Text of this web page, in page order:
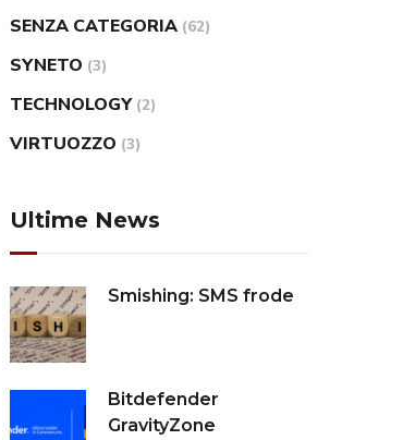
SENZA CATEGORIA (62)
SYNETO (3)
TECHNOLOGY (2)
VIRTUOZZO (3)
Ultime News
Smishing: SMS frode
Bitdefender
GravityZone